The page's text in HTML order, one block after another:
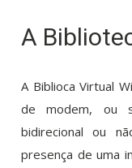
A
A Biblioca Virtual
de modem, ou
bidirecional ou
presença de uma